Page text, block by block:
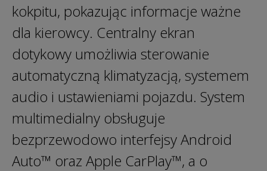
kokpitu, pokazując informacje ważne
dla kierowcy. Centralny ekran
dotykowy umożliwia sterowanie
automatyczną klimatyzacją, systemem
audio i ustawieniami pojazdu. System
multimedialny obsługuje
bezprzewodowo interfejsy Android
Auto™ oraz Apple CarPlay™, a o